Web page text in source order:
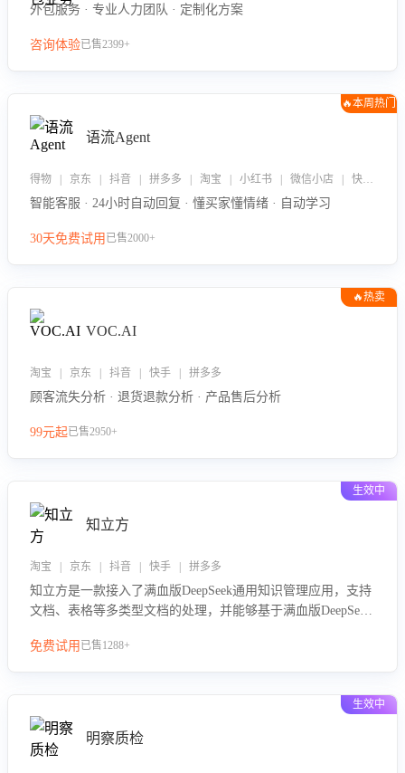
外包服务 · 专业人力团队 · 定制化方案
咨询体验已售2399+
🔥本周热门
语流Agent
得物 | 京东 | 抖音 | 拼多多 | 淘宝 | 小红书 | 微信小店 | 快手 | 唯品会
智能客服 · 24小时自动回复 · 懂买家懂情绪 · 自动学习
30天免费试用 已售2000+
🔥热卖
VOC.AI
淘宝 | 京东 | 抖音 | 快手 | 拼多多
顾客流失分析 · 退货退款分析 · 产品售后分析
99元起已售2950+
生效中
知立方
淘宝 | 京东 | 抖音 | 快手 | 拼多多
知立方是一款接入了满血版DeepSeek通用知识管理应用，支持
文档、表格等多类型文档的处理，并能够基于满血版DeepSeek
助用户高效管理和利用知识资源。通过该产品，用户可以轻松
免费试用 已售1288+
生效中
明察质检